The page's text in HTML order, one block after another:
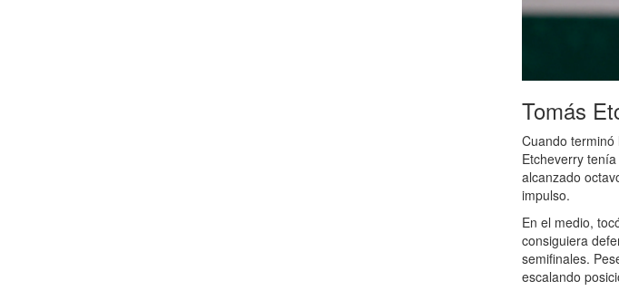
Tomás
Cuando
Etcheverry
alcanzado
impulso.
En el medio,
consiguiera
semifinales.
escalando